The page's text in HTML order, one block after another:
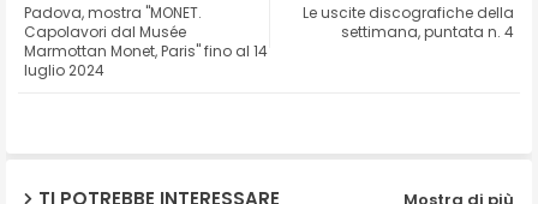
ats
Le uscite discografiche della
settimana, puntata n. 4
Padova, mostra "MONET.
Capolavori dal Musée
Marmottan Monet, Paris" fino al 14
luglio 2024
TI POTREBBE INTERESSARE